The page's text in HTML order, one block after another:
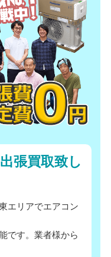
張買取致し
エリアでエアコン
です。業者様から